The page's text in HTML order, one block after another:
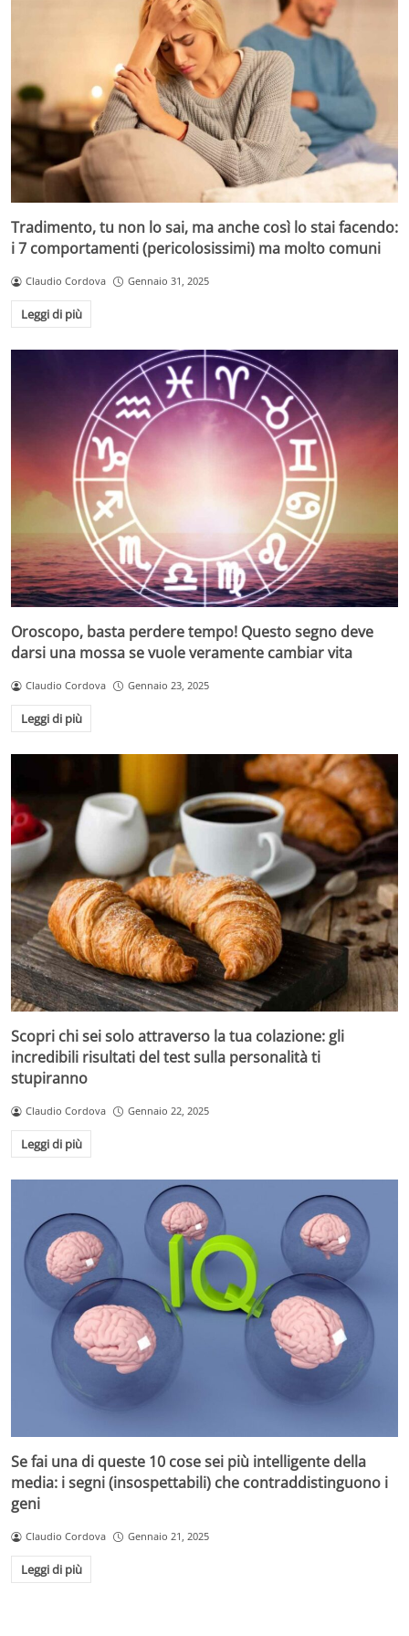
Tradimento, tu non lo sai, ma anche così lo stai facendo:
i 7 comportamenti (pericolosissimi) ma molto comuni
Claudio Cordova Gennaio 31, 2025
Leggi di più
Oroscopo, basta perdere tempo! Questo segno deve
darsi una mossa se vuole veramente cambiar vita
Claudio Cordova Gennaio 23, 2025
Leggi di più
Scopri chi sei solo attraverso la tua colazione: gli
incredibili risultati del test sulla personalità ti
stupiranno
Claudio Cordova Gennaio 22, 2025
Leggi di più
Se fai una di queste 10 cose sei più intelligente della
media: i segni (insospettabili) che contraddistinguono i
geni
Claudio Cordova Gennaio 21, 2025
Leggi di più